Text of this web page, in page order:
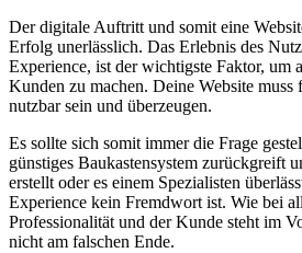
Der digitale Auftritt und somit eine
Erfolg unerlässlich. Das Erlebnis des
Experience, ist der wichtigste Faktor, um
Kunden zu machen. Deine Website
nutzbar sein und überzeugen.
Es sollte sich somit immer die Frage
günstiges Baukastensystem zurückgreift
erstellt oder es einem Spezialisten
Experience kein Fremdwort ist. Wie bei
Professionalität und der Kunde steht im
nicht am falschen Ende.